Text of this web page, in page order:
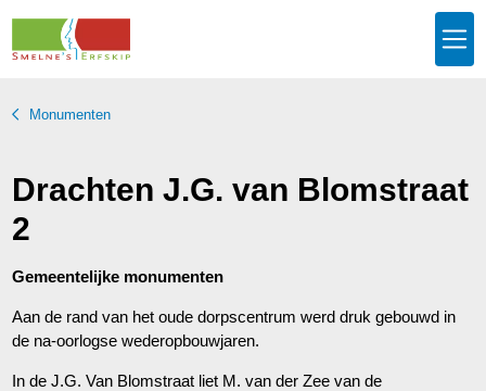
Monumenten
Drachten J.G. van Blomstraat
2
Gemeentelijke monumenten
Aan de rand van het oude dorpscentrum werd druk gebouwd in
de na-oorlogse wederopbouwjaren.
In de J.G. Van Blomstraat liet M. van der Zee van de